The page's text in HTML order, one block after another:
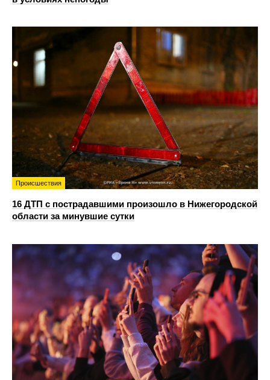
Происшествия
16 ДТП с пострадавшими произошло в Нижегородской
области за минувшие сутки